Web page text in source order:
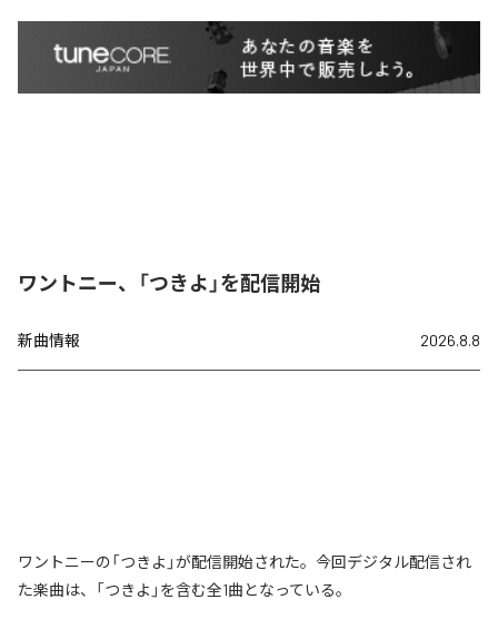
ワントニー、「つきよ」を配信開始
新曲情報 2026.8.8
ワントニーの「つきよ」が配信開始された。今回デジタル配信され
た楽曲は、「つきよ」を含む全1曲となっている。